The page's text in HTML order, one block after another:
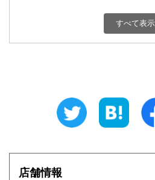
600円
600円
大阪府
すべて表示
店舗情報